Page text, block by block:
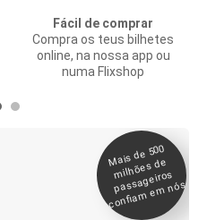
Fácil de comprar
Compra os teus bilhetes
online, na nossa app ou
numa Flixshop
Mais de 500
milhões de
passageiros
confia
m e
m nós